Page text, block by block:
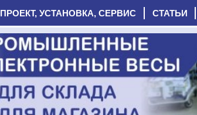
ПРОЕКТ, УСТАНОВКА, СЕРВИС СТАТЬИ